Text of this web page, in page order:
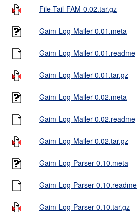
File-Tail-FAM-0.02.tar.gz
Gaim-Log-Mailer-0.01.meta
Gaim-Log-Mailer-0.01.readme
Gaim-Log-Mailer-0.01.tar.gz
Gaim-Log-Mailer-0.02.meta
Gaim-Log-Mailer-0.02.readme
Gaim-Log-Mailer-0.02.tar.gz
Gaim-Log-Parser-0.10.meta
Gaim-Log-Parser-0.10.readme
Gaim-Log-Parser-0.10.tar.gz